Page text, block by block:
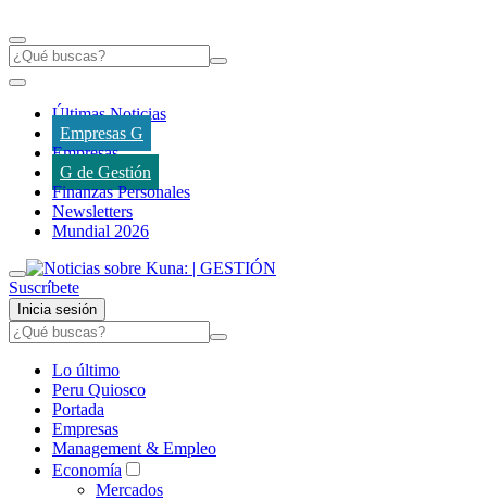
Últimas Noticias
Empresas G
Empresas
G de Gestión
Finanzas Personales
Newsletters
Mundial 2026
Suscríbete
Inicia sesión
Lo último
Peru Quiosco
Portada
Empresas
Management & Empleo
Economía
Mercados